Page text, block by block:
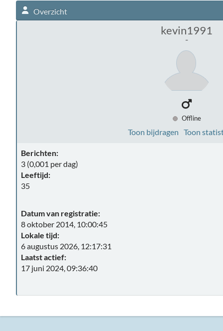
Overzicht
kevin1991
-
Offline
Toon bijdragen Toon
Berichten:
3 (0,001 per dag)
Leeftijd:
35
Datum van registratie:
8 oktober 2014, 10:00:45
Lokale tijd:
6 augustus 2026, 12:17:31
Laatst actief:
17 juni 2024, 09:36:40